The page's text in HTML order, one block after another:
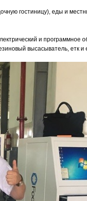
гостиницу), еды и
и
высасыватель, етк